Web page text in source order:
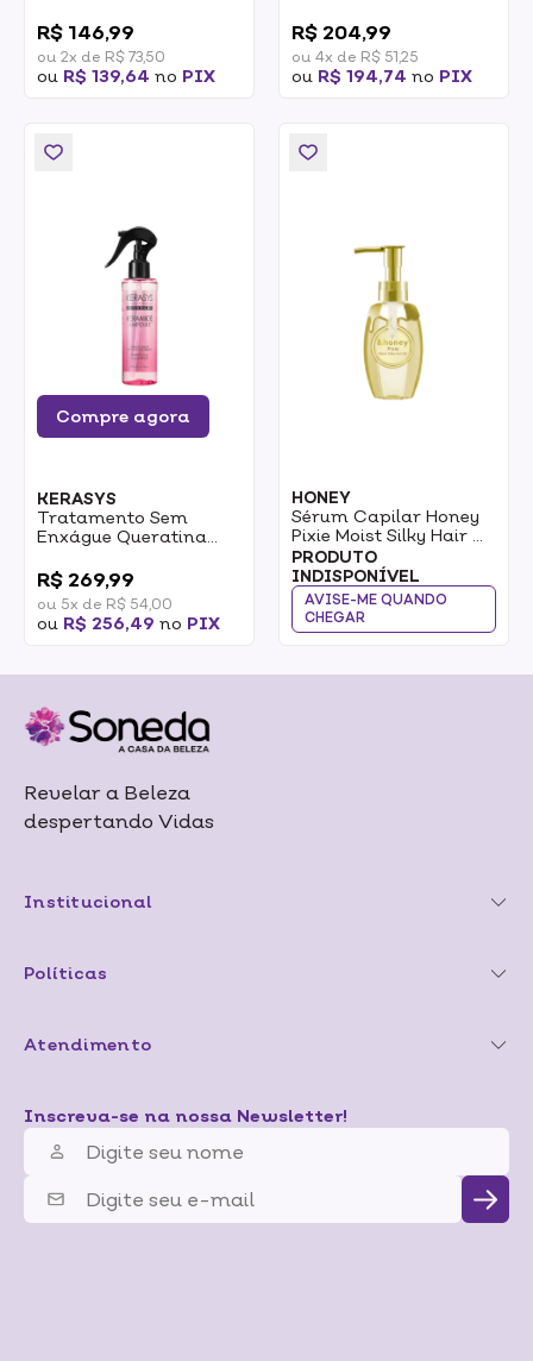
R$ 146,99
ou 2x de R$ 73,50
ou R$ 139,64 no PIX
R$ 204,99
ou 4x de R$ 51,25
ou R$ 194,74 no PIX
Compre agora
KERASYS
Tratamento Sem
Enxágue Queratina
Damage Repair No
Wash 200ml
R$ 269,99
ou 5x de R$ 54,00
ou R$ 256,49 no PIX
HONEY
Sérum Capilar Honey
Pixie Moist Silky Hair Oil
Step 3.0 100ml
PRODUTO
INDISPONÍVEL
AVISE-ME QUANDO
CHEGAR
Revelar a Beleza
despertando Vidas
Institucional
Políticas
Atendimento
Inscreva-se na nossa Newsletter!